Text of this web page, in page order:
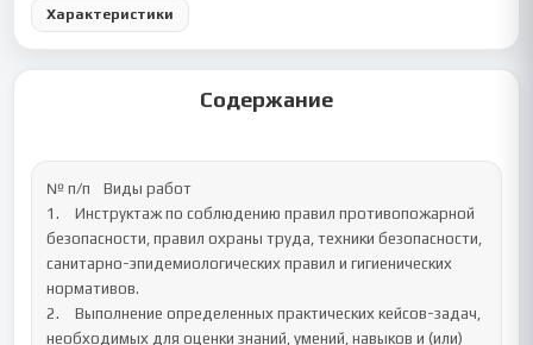
Характеристики
Содержание
№ п/п	Виды работ
1.	Инструктаж по соблюдению правил противопожарной
безопасности, правил охраны труда, техники безопасности,
санитарно-эпидемиологических правил и гигиенических
нормативов.
2.	Выполнение определенных практических кейсов-задач,
необходимых для оценки знаний, умений, навыков и (или)